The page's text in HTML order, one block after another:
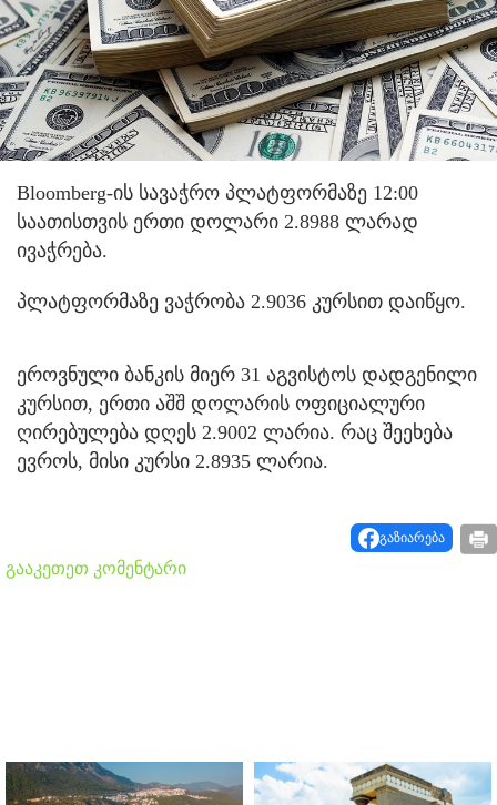
Bloomberg-ის სავაჭრო პლატფორმაზე 12:00
საათისთვის ერთი დოლარი 2.8988 ლარად
ივაჭრება.
პლატფორმაზე ვაჭრობა 2.9036 კურსით დაიწყო.
ეროვნული ბანკის მიერ 31 აგვისტოს დადგენილი
კურსით, ერთი აშშ დოლარის ოფიციალური
ღირებულება დღეს 2.9002 ლარია. რაც შეეხება
ევროს, მისი კურსი 2.8935 ლარია.
გაზიარება
გააკეთეთ კომენტარი